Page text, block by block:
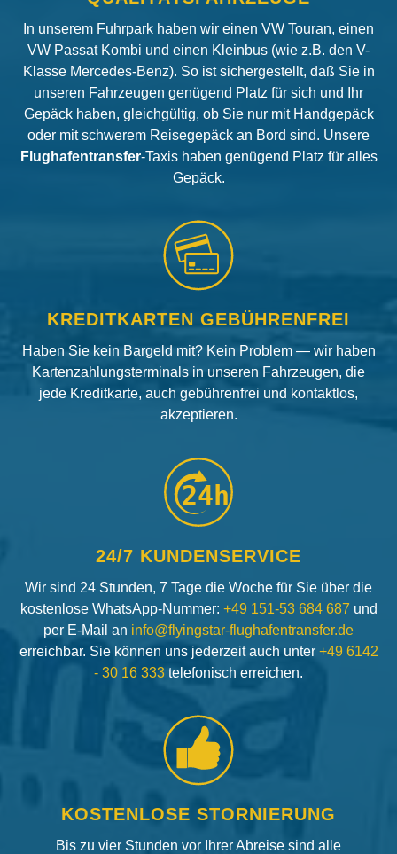
In unserem Fuhrpark haben wir einen VW Touran, einen
VW Passat Kombi und einen Kleinbus (wie z.B. den V-
Klasse Mercedes-Benz). So ist sichergestellt, daß Sie in
unseren Fahrzeugen genügend Platz für sich und Ihr
Gepäck haben, gleichgültig, ob Sie nur mit Handgepäck
oder mit schwerem Reisegepäck an Bord sind. Unsere
Flughafentransfer-Taxis haben genügend Platz für alles
Gepäck.
KREDITKARTEN GEBÜHRENFREI
Haben Sie kein Bargeld mit? Kein Problem — wir haben
Kartenzahlungsterminals in unseren Fahrzeugen, die
jede Kreditkarte, auch gebührenfrei und kontaktlos,
akzeptieren.
24h
24/7 KUNDENSERVICE
Wir sind 24 Stunden, 7 Tage die Woche für Sie über die
kostenlose WhatsApp-Nummer: +49 151-53 684 687 und
per E-Mail an info@flyingstar-flughafentransfer.de
erreichbar. Sie können uns jederzeit auch unter +49 6142
- 30 16 333 telefonisch erreichen.
KOSTENLOSE STORNIERUNG
Bis zu vier Stunden vor Ihrer Abreise sind alle